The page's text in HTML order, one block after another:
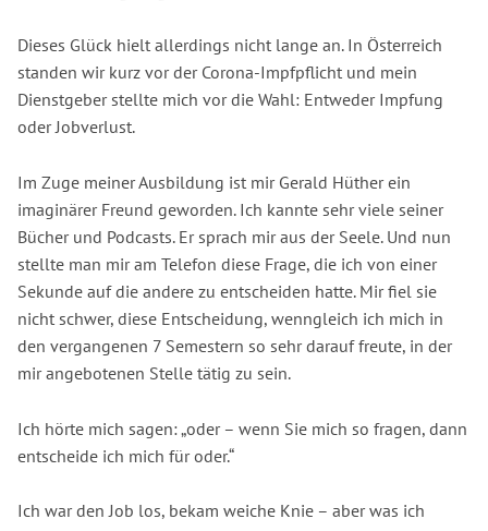
Dieses Glück hielt allerdings nicht lange an. In Österreich
standen wir kurz vor der Corona-Impfpflicht und mein
Dienstgeber stellte mich vor die Wahl: Entweder Impfung
oder Jobverlust.
Im Zuge meiner Ausbildung ist mir Gerald Hüther ein
imaginärer Freund geworden. Ich kannte sehr viele seiner
Bücher und Podcasts. Er sprach mir aus der Seele. Und nun
stellte man mir am Telefon diese Frage, die ich von einer
Sekunde auf die andere zu entscheiden hatte. Mir fiel sie
nicht schwer, diese Entscheidung, wenngleich ich mich in
den vergangenen 7 Semestern so sehr darauf freute, in der
mir angebotenen Stelle tätig zu sein.
Ich hörte mich sagen: „oder – wenn Sie mich so fragen, dann
entscheide ich mich für oder.“
Ich war den Job los, bekam weiche Knie – aber was ich